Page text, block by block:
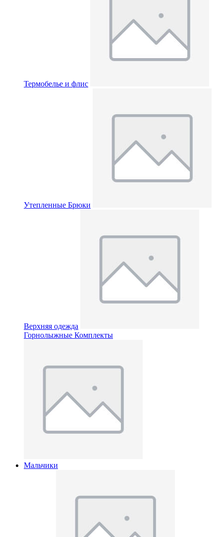
Термобелье и флис
Утепленные Брюки
Верхняя одежда
Горнолыжные Комплекты
Мальчики